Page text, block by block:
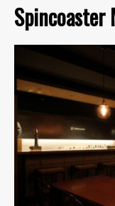
Spincoaster